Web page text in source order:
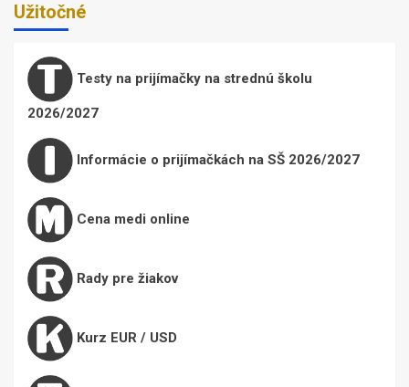
Užitočné
Testy na prijímačky na strednú školu
2026/2027
Informácie o prijímačkách na SŠ 2026/2027
Cena medi online
Rady pre žiakov
Kurz EUR / USD